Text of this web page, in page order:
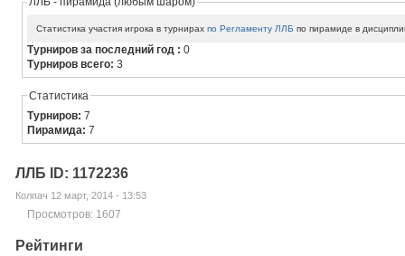
Статистика участия игрока в турнирахпо Регламенту ЛЛБ по пирамиде в
Турниров за последний год :0
Турниров всего:3
Статистика
Турниров:7
Пирамида:7
ЛЛБ ID: 1172236
Колпач 12 март, 2014 - 13:53
Просмотров: 1607
Рейтинги